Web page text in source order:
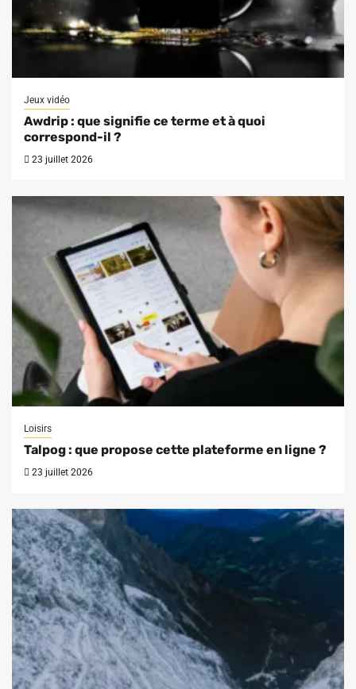
Jeux vidéo
Awdrip : que signifie ce terme et à quoi
correspond-il ?
23 juillet 2026
Loisirs
Talpog : que propose cette plateforme en ligne ?
23 juillet 2026